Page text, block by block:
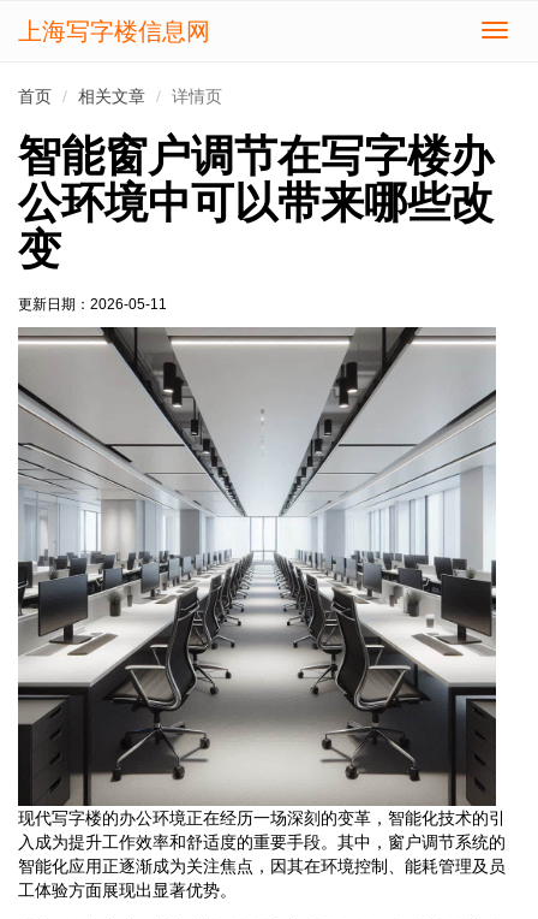
切
上海写字楼信息网
首页 相关文章 详情页
智能窗户调节在写字楼办
公环境中可以带来哪些改
变
更新日期： 2026-05-11
现代写字楼的办公环境正在经历一场深刻的变革，智能化技术的引
入成为提升工作效率和舒适度的重要手段。其中，窗户调节系统的
智能化应用正逐渐成为关注焦点，因其在环境控制、能耗管理及员
工体验方面展现出显著优势。